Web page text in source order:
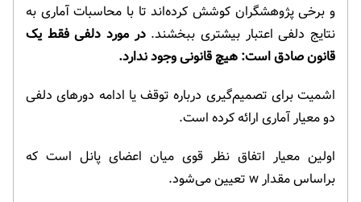
و برخی پژوهشگران کوشش کرده‌اند تا با محاسبات آماری به
نتایج دلفی اعتبار بیشتری ببخشند.در مورد دلفی فقط یک
قانون صادق است: هیچ قانونی وجود ندارد.
اشمیت برای تصمیم‌گیری درباره توقف یا ادامه دورهای دلفی
دو معیار آماری ارائه کرده است.
اولین معیار اتفاق نظر قوی میان اعضای پانل است که
براساس مقدار w تعیین می‌شود.